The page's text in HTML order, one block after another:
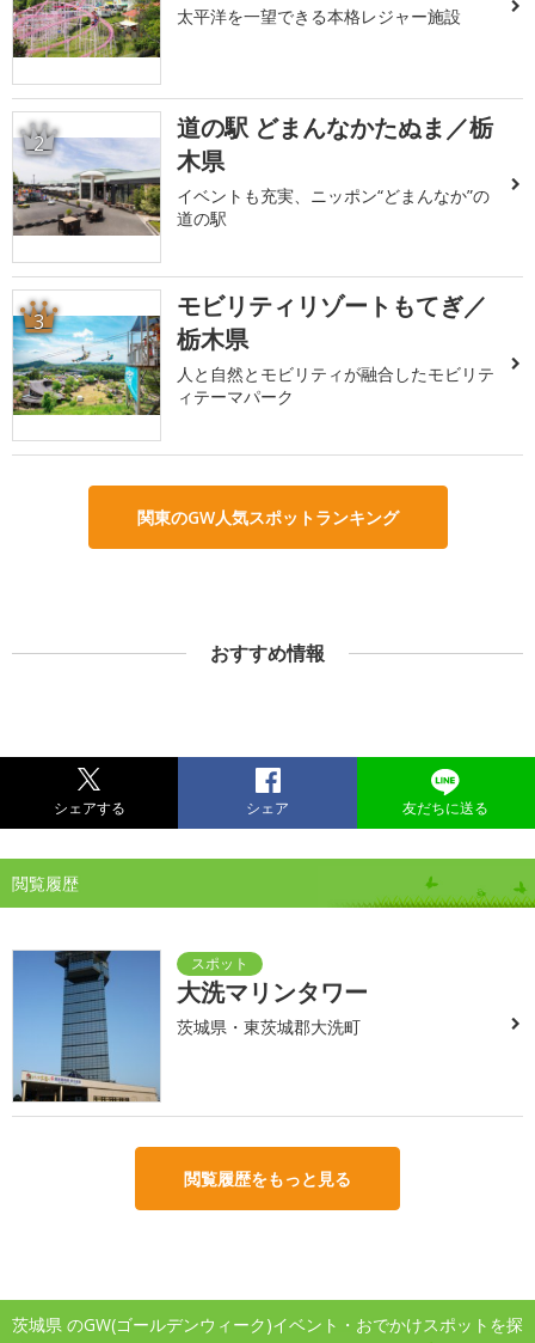
太平洋を一望できる本格レジャー施設
2
道の駅 どまんなかたぬま／栃
木県
イベントも充実、ニッポン“どまんなか”の
道の駅
3
モビリティリゾートもてぎ／
栃木県
人と自然とモビリティが融合したモビリテ
ィテーマパーク
関東のGW人気スポットランキング
おすすめ情報
シェアする シェア 友だちに送る
閲覧履歴
大洗マリンタワー
茨城県・東茨城郡大洗町
閲覧履歴をもっと見る
茨城県 のGW(ゴールデンウィーク)イベント・おでかけスポットを探